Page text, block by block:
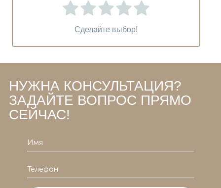
Сделайте выбор!
НУЖНА КОНСУЛЬТАЦИЯ?
ЗАДАЙТЕ ВОПРОС ПРЯМО
СЕЙЧАС!